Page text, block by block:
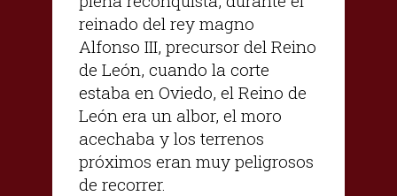
reinado del rey magno
Alfonso III, precursor del Reino
de León, cuando la corte
estaba en Oviedo, el Reino de
León era un albor, el moro
acechaba y los terrenos
próximos eran muy peligrosos
de recorrer.